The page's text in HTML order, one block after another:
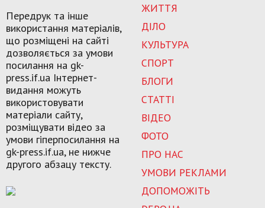
ЖИТТЯ
ДІЛО
КУЛЬТУРА
СПОРТ
БЛОГИ
СТАТТІ
ВІДЕО
ФОТО
ПРО НАС
УМОВИ РЕКЛАМИ
ДОПОМОЖІТЬ
Передрук та інше
використання матеріалів,
що розміщені на сайті
дозволяється за умови
посилання на gk-
press.if.ua Інтернет-
видання можуть
використовувати
матеріали сайту,
розміщувати відео за
умови гіперпосилання на
gk-press.if.ua, не нижче
другого абзацу тексту.